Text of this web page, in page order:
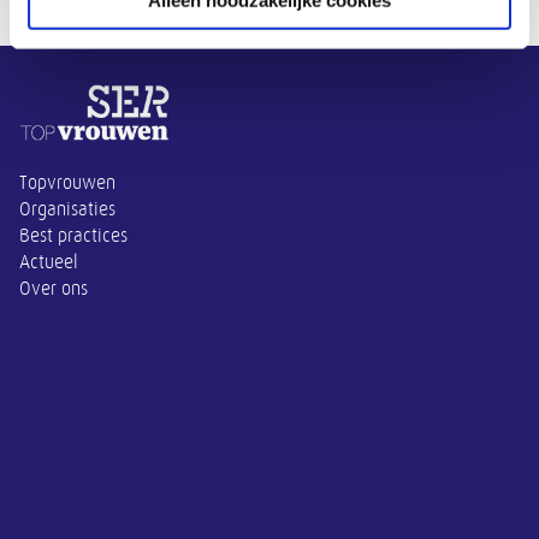
Overige informatie
Topvrouwen
Organisaties
Best practices
Actueel
Over ons